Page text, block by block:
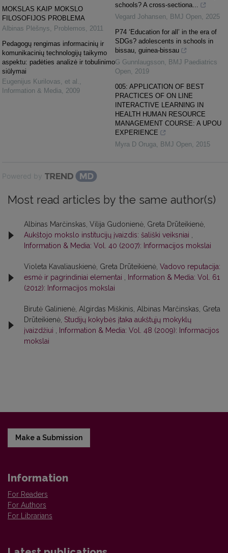
MOKSLAS KAIP MOKSLO
FILOSOFIJOS PROBLEMA
Albinas Plėšnys, Problemos, 2011
Pedagogų rengimas informacinių ir
komunikacinių technologijų taikymo
aspektu: padėties analizė ir tobulinimo
siūlymai
Eugenijus Kurilovas, et al. ,
Information & Media, 2009
schools? A cross-sectiona...
Vegard Johansen, BMJ Open, 2025
P74 ‘Education for all’ in the era of
SDGs? adolescents in schools in
bissau, guinea-bissau
G Gunnlaugsson, BMJ Paediatrics
Open, 2019
005: APPLICATION OF BEST
PRACTICES OF ON LINE
INTERACTIVE LEARNING IN
HEALTH HUMAN RESOURCE
MANAGEMENT COURSE: A UPOU
EXPERIENCE
Myra D Oruga, BMJ Open, 2015
Powered by
Most read articles by the same author(s)
Albinas Marčinskas, Vilija Gudonienė, Greta Drūteikienė,
Aukštojo mokslo institucijų įvaizdis: šališki veiksniai
Information & Media: Vol. 40 (2007): Informacijos mokslai
Violeta Kavaliauskienė, Greta Drūteikienė, Vadovo reputacija:
esmė ir pagrindiniai elementai
Information & Media: Vol. 61
(2012): Informacijos mokslai
Birutė Galinienė, Algirdas Miškinis, Albinas Marčinskas, Greta
Drūteikienė, Studijų kokybės įtaka aukštųjų mokyklų
įvaizdžiui
Information & Media: Vol. 48 (2009): Informacijos
mokslai
Make a Submission
Information
For Readers
For Authors
For Librarians